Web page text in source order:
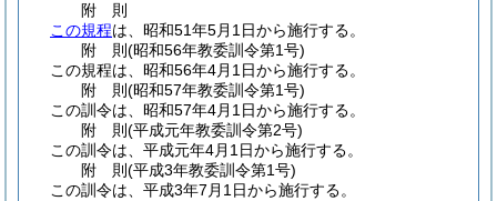
附 則
この規程は、昭和51年5月1日から施行する。
附 則(昭和56年教委訓令第1号)
この規程は、昭和56年4月1日から施行する。
附 則(昭和57年教委訓令第1号)
この訓令は、昭和57年4月1日から施行する。
附 則(平成元年教委訓令第2号)
この訓令は、平成元年4月1日から施行する。
附 則(平成3年教委訓令第1号)
この訓令は、平成3年7月1日から施行する。